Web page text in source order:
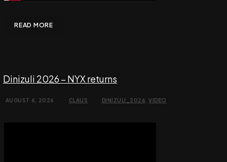
READ MORE
Dinizuli 2026 – NYX returns
AUGUST 6, 2026 CLAUS DINIZULI_2026 VIDEO